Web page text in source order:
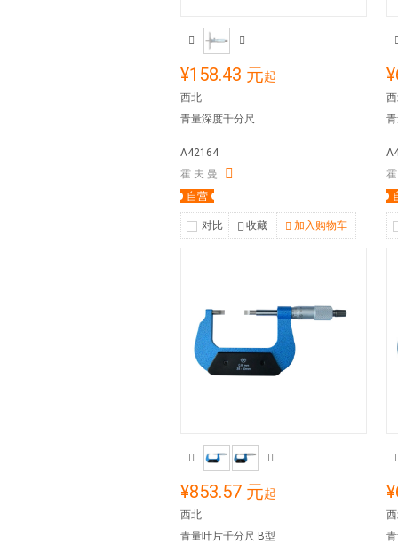
¥158.43 元起
西北
青量深度千分尺
A42164
霍 夫 曼
自营
对比 收藏 加入购物车
¥853.57 元起
西北
青量叶片千分尺 B型